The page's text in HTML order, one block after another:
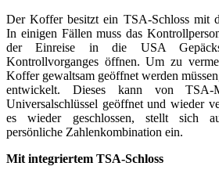
Der Koffer besitzt ein TSA-Schloss mit
In einigen Fällen muss das
der Einreise in die USA
Kontrollvorganges öffnen. Um zu
Koffer gewaltsam geöffnet werden
entwickelt. Dieses kann von TSA-
Universalschlüssel geöffnet und wieder
es wieder geschlossen, stellt sich
persönliche Zahlenkombination ein.
Mit integriertem TSA-Schloss